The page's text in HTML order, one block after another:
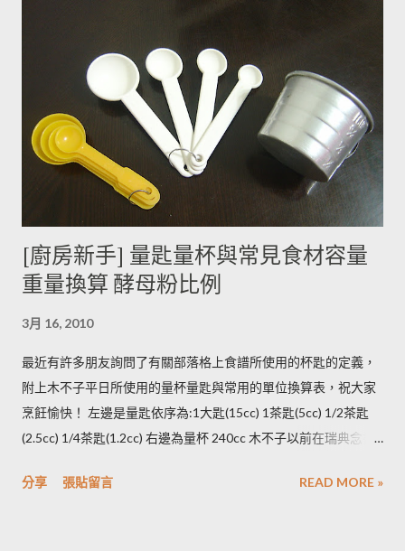
含量超標的跡象。 此外在壓力環境下生長與光線曝曬環境，都可
能引起生物鹼含量倍增，甚至到正常量(每100公克馬鈴薯含2~15
毫克生物鹼)的三倍。 (書中提到的壓力環境下生長，木不子不是
很了解壓力環境的定義，歡迎有種植經驗的朋友分享。) ◆ 馬鈴
薯應該如何正確儲藏？ 1. 放在陰暗角落避免受光線照射持續增加
生物鹼。 2. 別放進冰箱冷藏，低溫冷藏儲存過的馬鈴薯，切開後
烹煮變黑的情形較常溫儲存的馬鈴薯嚴重。 2014/12/12修正，
木不子誤解《食物與廚藝 蔬果、香料、穀物》 P82~85的文字
意義，請大家掠過這段說法。自己的經驗是冰過的馬鈴薯煮完比
較容易發黑，但是目前還找不到相關的原因。歡迎大家提供。 3.
淨蒸熟，接著再依據料理需求切塊或壓泥分裝，送入冷凍庫冷
凍。必須注意的是，在馬鈴薯冷凍的過程，水分會與澱粉脫離，
所以解凍馬鈴薯塊時馬鈴薯會出水，不同的馬鈴薯品種，出水程
度不同，可依料理需求選擇；冷凍庫的幸福生活提案一書提到：
將馬鈴薯壓成泥，可以改善馬鈴薯解凍後水水軟軟的狀態。木不
被附近的馬鈴薯泥吸收。 2014/12/12補充from Patty： 1.新鮮現
[廚房新手] 量匙量杯與常見食材容量
重量換算 酵母粉比例
3月 16, 2010
最近有許多朋友詢問了有關部落格上食譜所使用的杯匙的定義，
附上木不子平日所使用的量杯量匙與常用的單位換算表，祝大家
烹飪愉快！ 左邊是量匙依序為:1大匙(15cc) 1茶匙(5cc) 1/2茶匙
(2.5cc) 1/4茶匙(1.2cc) 右邊為量杯 240cc 木不子以前在瑞典念書
用材料容量重量換算表 名稱 1 小匙 (1t) 1 大匙(1T) 1 杯(1cup)
分享 張貼留言 READ MORE »